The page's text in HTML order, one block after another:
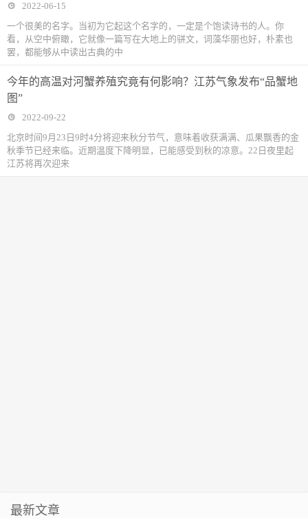
2022-06-15
一个很美的名字。当初为它起这个名字的，一定是个饱读诗书的人。你
看，从空中俯瞰，它就像一篇写在大地上的骈文，词藻华丽也好，朴素也
罢，都能够从中读出古典的中
今年的高温对河蟹养殖究竟有何影响？江苏气象发布“品蟹地
图”
2022-09-22
北京时间9月23日9时4分将迎来秋分节气，意味着收获满满、瓜果飘香的金
秋季节已经来临。近期温度下降明显，已能感受到秋的凉意。22日夜里起
江苏将再次迎来
最新文章